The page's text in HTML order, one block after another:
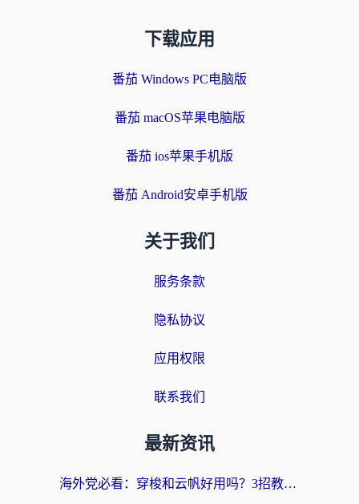
下载应用
番茄 Windows PC电脑版
番茄 macOS苹果电脑版
番茄 ios苹果手机版
番茄 Android安卓手机版
关于我们
服务条款
隐私协议
应用权限
联系我们
最新资讯
海外党必看：穿梭和云帆好用吗？3招教你选对回国加速器（附PTT翻墙+QuickbackFly2CN对比）